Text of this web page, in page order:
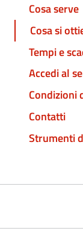
Cosa serve
Cosa si
Tempi e
Accedi al
Condizioni
Contatti
Strumenti